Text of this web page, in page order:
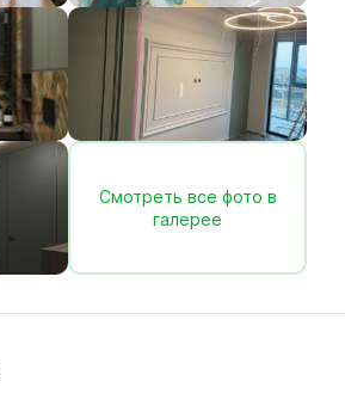
Смотреть все фото в
галерее